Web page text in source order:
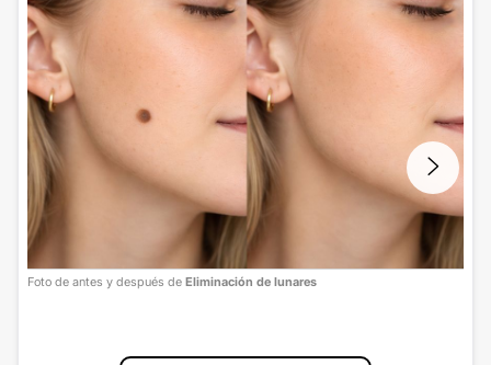
Foto de antes y después de Eliminación de lunares